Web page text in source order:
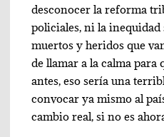
desconocer la reforma
policiales, ni la
muertos y heridos que
de llamar a la calma para
antes, eso sería una
convocar ya mismo al
cambio real, si no es